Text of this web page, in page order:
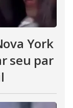
York
seu par